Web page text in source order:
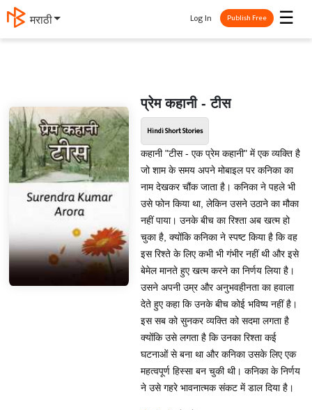
मराठी ☰
Log In Publish Free
प्रेम कहानी - टीस
Hindi Short Stories
कहानी "टीस - एक प्रेम कहानी" में एक व्यक्ति है
जो शाम के समय अपने मोबाइल पर कनिका का
नाम देखकर चौंक जाता है। कनिका ने पहले भी
उसे फोन किया था, लेकिन उसने उठाने का मौका
नहीं पाया। उनके बीच का रिश्ता अब खत्म हो
चुका है, क्योंकि कनिका ने स्पष्ट किया है कि वह
इस रिश्ते के लिए कभी भी गंभीर नहीं थी और इसे
बेमेल मानते हुए खत्म करने का निर्णय लिया है।
उसने अपनी उम्र और अनुभवहीनता का हवाला
देते हुए कहा कि उनके बीच कोई भविष्य नहीं है।
इस सब को सुनकर व्यक्ति को सदमा लगता है
क्योंकि उसे लगता है कि उनका रिश्ता कई
घटनाओं से बना था और कनिका उसके लिए एक
महत्वपूर्ण हिस्सा बन चुकी थी। कनिका के निर्णय
ने उसे गहरे भावनात्मक संकट में डाल दिया है।